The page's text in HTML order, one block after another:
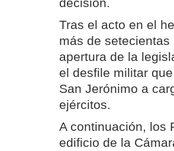
decisión.
Tras el acto en el
más de
apertura de la
el desfile militar
San Jerónimo a
ejércitos.
A continuación, los
edificio de la